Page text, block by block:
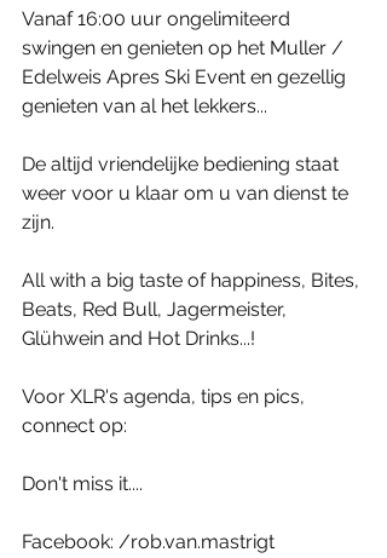
Vanaf 16:00 uur ongelimiteerd
swingen en genieten op het Muller /
Edelweis Apres Ski Event en gezellig
genieten van al het lekkers...
De altijd vriendelijke bediening staat
weer voor u klaar om u van dienst te
zijn.
All with a big taste of happiness, Bites,
Beats, Red Bull, Jagermeister,
Glühwein and Hot Drinks...!
Voor XLR's agenda, tips en pics,
connect op:
Don't miss it....
Facebook: /rob.van.mastrigt